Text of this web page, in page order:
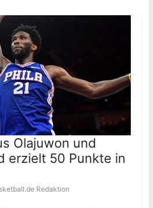
Olajuwon und
erzielt 50 Punkte in
Redaktion